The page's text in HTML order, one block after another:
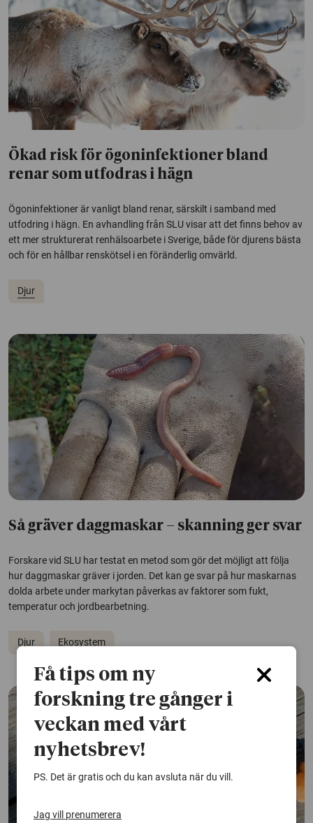
Ökad risk för ögoninfektioner bland
renar som utfodras i hägn
Ögoninfektioner är vanligt bland renar, särskilt i samband med
utfodring i hägn. En avhandling från SLU visar att det finns behov av
ett mer strukturerat renhälsoarbete i Sverige, både för djurens bästa
och för en hållbar renskötsel i en föränderlig omvärld.
Djur
Så gräver daggmaskar – skanning ger svar
Forskare vid SLU har testat en metod som gör det möjligt att följa
hur daggmaskar gräver i jorden. Det kan ge svar på hur maskarnas
dolda arbete under markytan påverkas av faktorer som fukt,
temperatur och jordbearbetning.
Djur Ekosystem
Få tips om ny
forskning tre gånger i
veckan med vårt
nyhetsbrev!
PS. Det är gratis och du kan avsluta när du vill.
Jag vill prenumerera